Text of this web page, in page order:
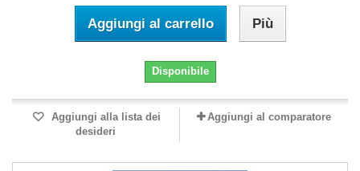
Aggiungi al carrello Più
Disponibile
Aggiungi alla lista dei
desideri
Aggiungi al comparatore